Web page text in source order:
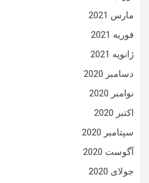
مارس 2021
فوریه 2021
ژانویه 2021
دسامبر 2020
نوامبر 2020
اکتبر 2020
سپتامبر 2020
آگوست 2020
جولای 2020